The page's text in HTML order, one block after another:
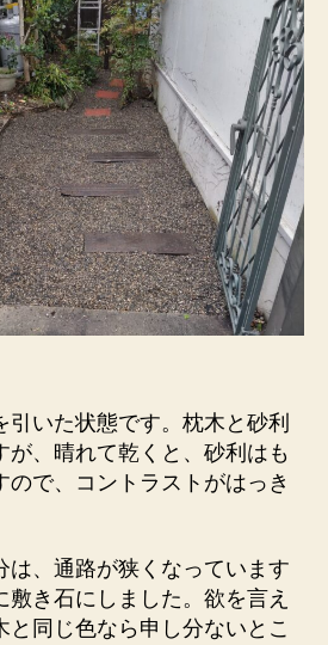
引いた状態です。枕木と砂利
が、晴れて乾くと、砂利はも
ので、コントラストがはっき
は、通路が狭くなっています
き石にしました。欲を言え
と同じ色なら申し分ないとこ